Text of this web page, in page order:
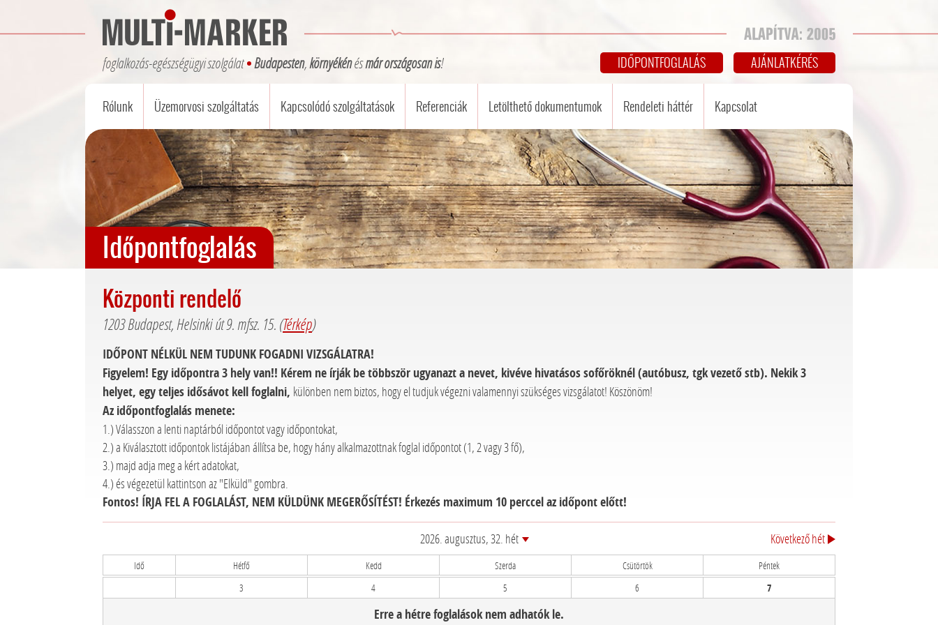
foglalkozás-egészségügyi szolgálat Budapesten,környékénésmár országosan is! AJÁNLATKÉRÉS
IDŐPONTFOGLALÁS
Rólunk Üzemorvosi szolgáltatás Kapcsolódó szolgáltatások Referenciák Letölthető dokumentumok Rendeleti háttér Kapcsolat
Időpontfoglalás
Központi rendelő
1203 Budapest, Helsinki út 9. mfsz. 15. (Térkép)
IDŐPONT NÉLKÜL NEM TUDUNK FOGADNI VIZSGÁLATRA!
Figyelem! Egy időpontra 3 hely van!! Kérem ne írják be többször ugyanazt a nevet, kivéve hivatásos sofőröknél (autóbusz, tgk vezető stb). Nekik 3
helyet, egy teljes idősávot kell foglalni, különben nem biztos, hogy el tudjuk végezni valamennyi szükséges vizsgálatot! Köszönöm!
Az időpontfoglalás menete:
1.) Válasszon a lenti naptárból időpontot vagy időpontokat,
2.) a Kiválasztott időpontok listájában állítsa be, hogy hány alkalmazottnak foglal időpontot (1, 2 vagy 3 fő),
3.) majd adja meg a kért adatokat,
4.) és végezetül kattintson az "Elküld" gombra.
Fontos! ÍRJA FEL A FOGLALÁST, NEM KÜLDÜNK MEGERŐSÍTÉST! Érkezés maximum 10 perccel az időpont előtt!
2026. augusztus, 32. hét Következő hét
Idő Hétfő Kedd Szerda Csütörtök
Péntek
3
4 5 6 7
Erre a hétre foglalások nem adhatók le.